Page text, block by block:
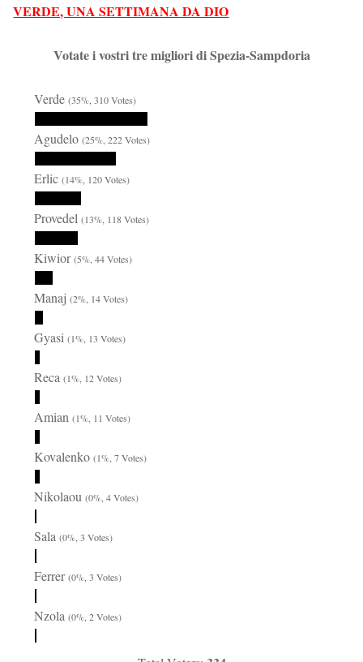
VERDE, UNA SETTIMANA DA DIO
Votate i vostri tre migliori di Spezia-Sampdoria
Verde(35%, 310 Votes)
Agudelo(25%, 222 Votes)
Erlic(14%, 120 Votes)
Provedel(13%, 118 Votes)
Kiwior(5%, 44 Votes)
Manaj(2%, 14 Votes)
Gyasi(1%, 13 Votes)
Reca(1%, 12 Votes)
Amian(1%, 11 Votes)
Kovalenko(1%, 7 Votes)
Nikolaou(0%, 4 Votes)
Sala(0%, 3 Votes)
Ferrer(0%, 3 Votes)
Nzola(0%, 2 Votes)